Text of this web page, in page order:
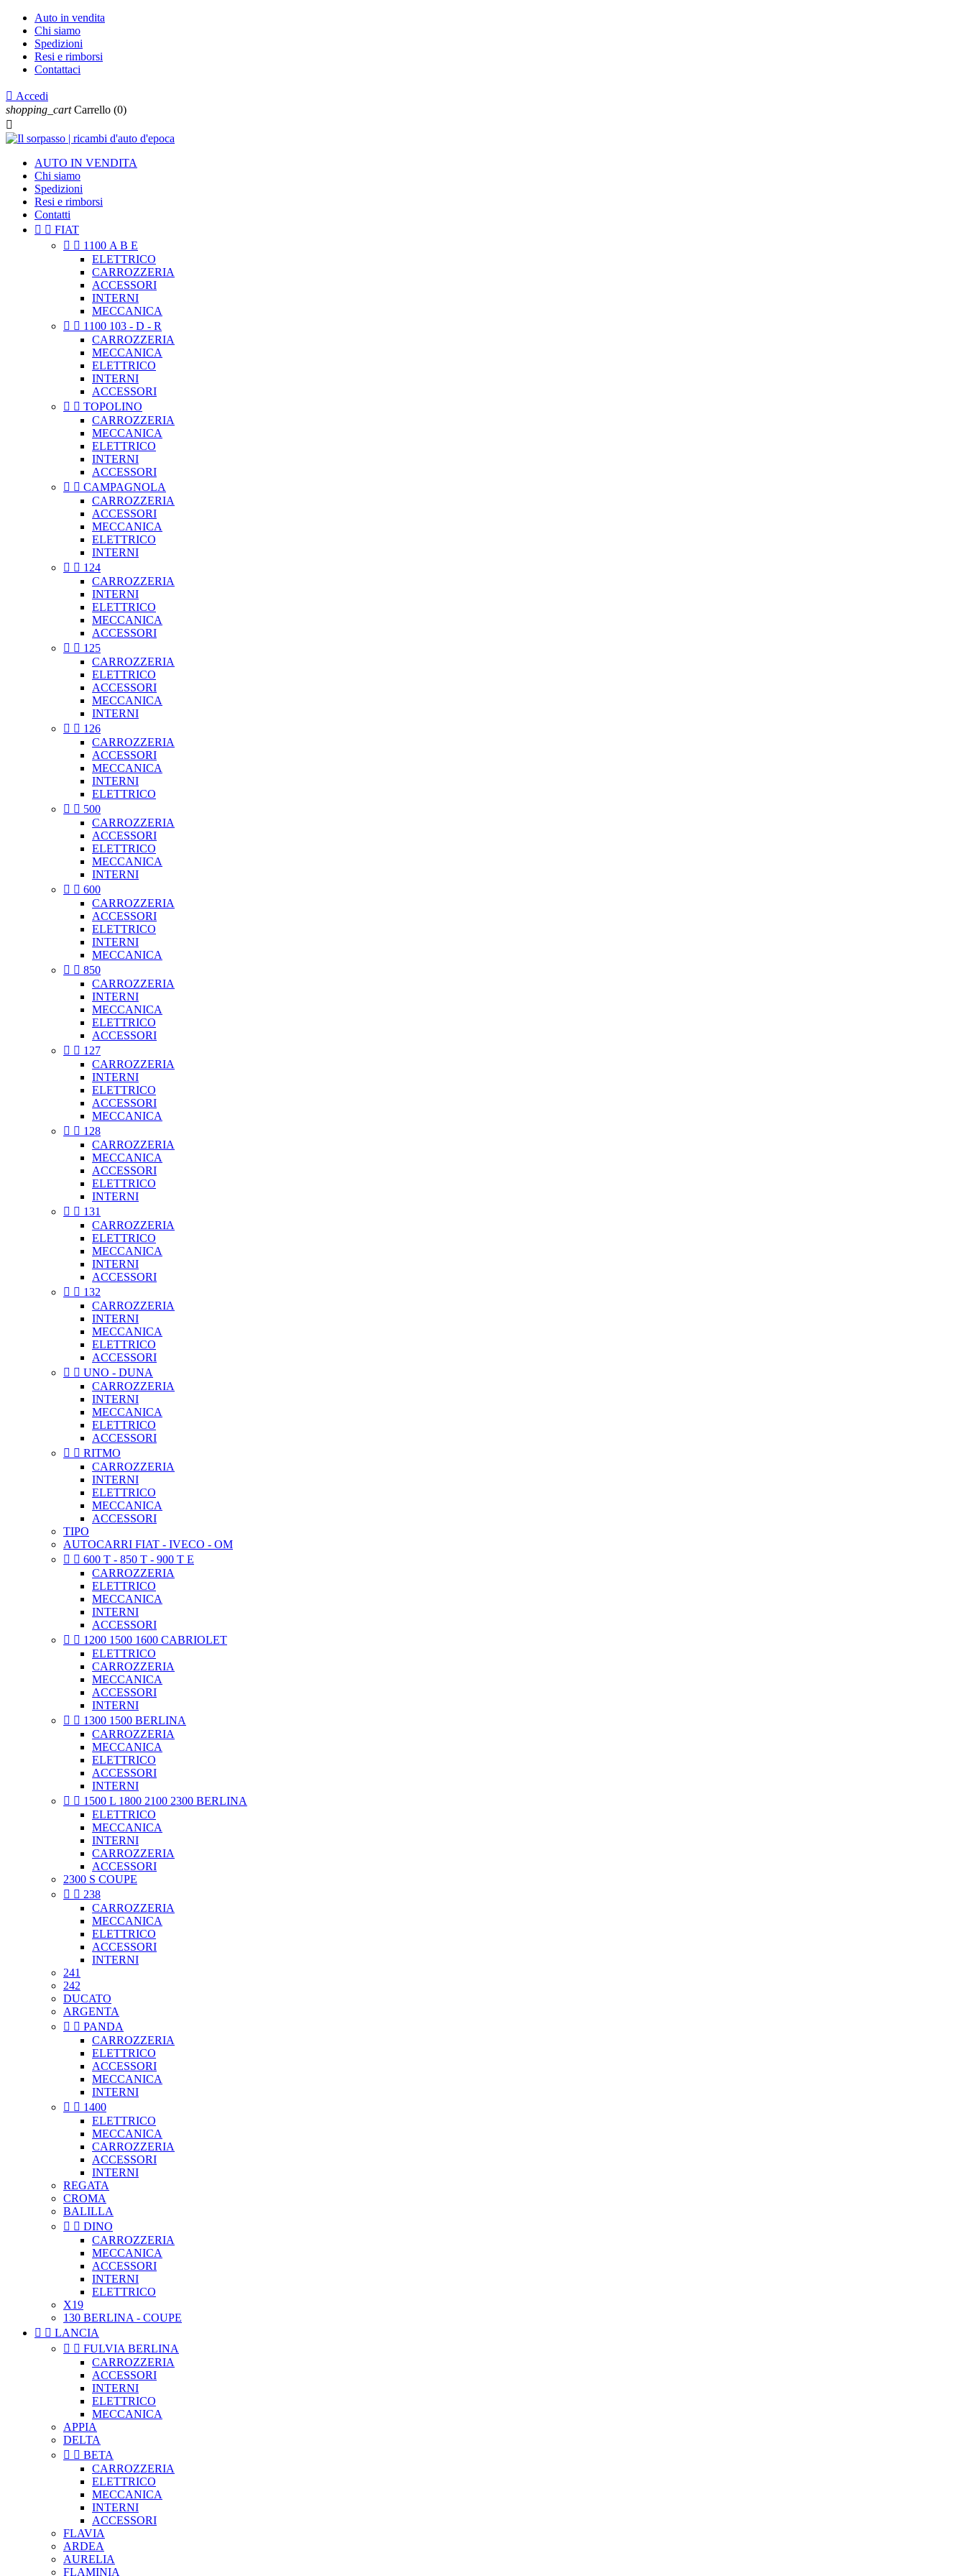
Auto in vendita
Chi siamo
Spedizioni
Resi e rimborsi
Contattaci
 Accedi
shopping_cart Carrello (0)

AUTO IN VENDITA
Chi siamo
Spedizioni
Resi e rimborsi
Contatti
  FIAT
  1100 A B E
ELETTRICO
CARROZZERIA
ACCESSORI
INTERNI
MECCANICA
  1100 103 - D - R
CARROZZERIA
MECCANICA
ELETTRICO
INTERNI
ACCESSORI
  TOPOLINO
CARROZZERIA
MECCANICA
ELETTRICO
INTERNI
ACCESSORI
  CAMPAGNOLA
CARROZZERIA
ACCESSORI
MECCANICA
ELETTRICO
INTERNI
  124
CARROZZERIA
INTERNI
ELETTRICO
MECCANICA
ACCESSORI
  125
CARROZZERIA
ELETTRICO
ACCESSORI
MECCANICA
INTERNI
  126
CARROZZERIA
ACCESSORI
MECCANICA
INTERNI
ELETTRICO
  500
CARROZZERIA
ACCESSORI
ELETTRICO
MECCANICA
INTERNI
  600
CARROZZERIA
ACCESSORI
ELETTRICO
INTERNI
MECCANICA
  850
CARROZZERIA
INTERNI
MECCANICA
ELETTRICO
ACCESSORI
  127
CARROZZERIA
INTERNI
ELETTRICO
ACCESSORI
MECCANICA
  128
CARROZZERIA
MECCANICA
ACCESSORI
ELETTRICO
INTERNI
  131
CARROZZERIA
ELETTRICO
MECCANICA
INTERNI
ACCESSORI
  132
CARROZZERIA
INTERNI
MECCANICA
ELETTRICO
ACCESSORI
  UNO - DUNA
CARROZZERIA
INTERNI
MECCANICA
ELETTRICO
ACCESSORI
  RITMO
CARROZZERIA
INTERNI
ELETTRICO
MECCANICA
ACCESSORI
TIPO
AUTOCARRI FIAT - IVECO - OM
  600 T - 850 T - 900 T E
CARROZZERIA
ELETTRICO
MECCANICA
INTERNI
ACCESSORI
  1200 1500 1600 CABRIOLET
ELETTRICO
CARROZZERIA
MECCANICA
ACCESSORI
INTERNI
  1300 1500 BERLINA
CARROZZERIA
MECCANICA
ELETTRICO
ACCESSORI
INTERNI
  1500 L 1800 2100 2300 BERLINA
ELETTRICO
MECCANICA
INTERNI
CARROZZERIA
ACCESSORI
2300 S COUPE
  238
CARROZZERIA
MECCANICA
ELETTRICO
ACCESSORI
INTERNI
241
242
DUCATO
ARGENTA
  PANDA
CARROZZERIA
ELETTRICO
ACCESSORI
MECCANICA
INTERNI
  1400
ELETTRICO
MECCANICA
CARROZZERIA
ACCESSORI
INTERNI
REGATA
CROMA
BALILLA
  DINO
CARROZZERIA
MECCANICA
ACCESSORI
INTERNI
ELETTRICO
X19
130 BERLINA - COUPE
  LANCIA
  FULVIA BERLINA
CARROZZERIA
ACCESSORI
INTERNI
ELETTRICO
MECCANICA
APPIA
DELTA
  BETA
CARROZZERIA
ELETTRICO
MECCANICA
INTERNI
ACCESSORI
FLAVIA
ARDEA
AURELIA
FLAMINIA